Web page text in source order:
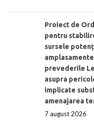
Proiect de
pentru
sursele
prevederile
asupra
implicate
amenajarea
7 august 2026